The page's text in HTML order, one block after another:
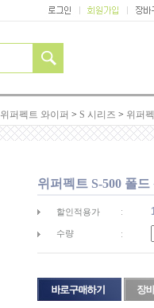
위퍼펙트 와이퍼 > S 시리즈 > 위퍼
위퍼펙트 S-500 폴
할인적용가 :
수량 :